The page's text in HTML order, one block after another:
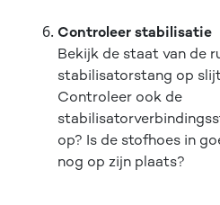
Controleer stabilisatie
Bekijk de staat van de
stabilisatorstang op
Controleer ook de
op? Is de stofhoes in
nog op zijn plaats?